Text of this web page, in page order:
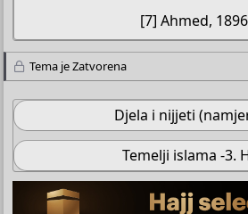
[7] Ahmed,
Tema je Zatvorena
Djela i nijjeti
Temelji islama -3.